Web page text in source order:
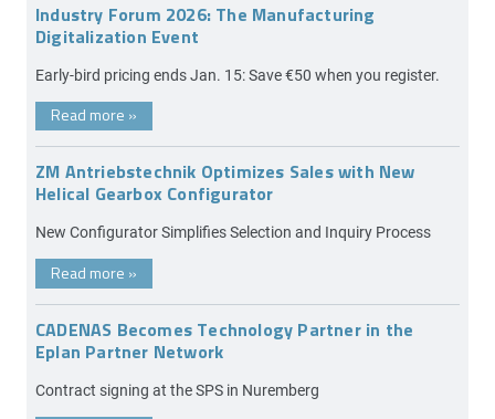
Industry Forum 2026: The Manufacturing
Digitalization Event
Early-bird pricing ends Jan. 15: Save €50 when you register.
Read more »
ZM Antriebstechnik Optimizes Sales with New
Helical Gearbox Configurator
New Configurator Simplifies Selection and Inquiry Process
Read more »
CADENAS Becomes Technology Partner in the
Eplan Partner Network
Contract signing at the SPS in Nuremberg